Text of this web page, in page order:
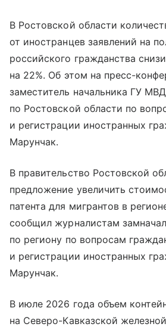
В Ростовской области
от иностранцев заявлений на
российского гражданства
на 22%. Об этом на пресс-
заместитель начальника ГУ
по Ростовской области по
и регистрации иностранных
Марунчак.
В правительство Ростовской
предложение увеличить
патента для мигрантов в
сообщил журналистам
по региону по вопросам
и регистрации иностранных
Марунчак.
В июле 2026 года объем
на Северо-Кавказской